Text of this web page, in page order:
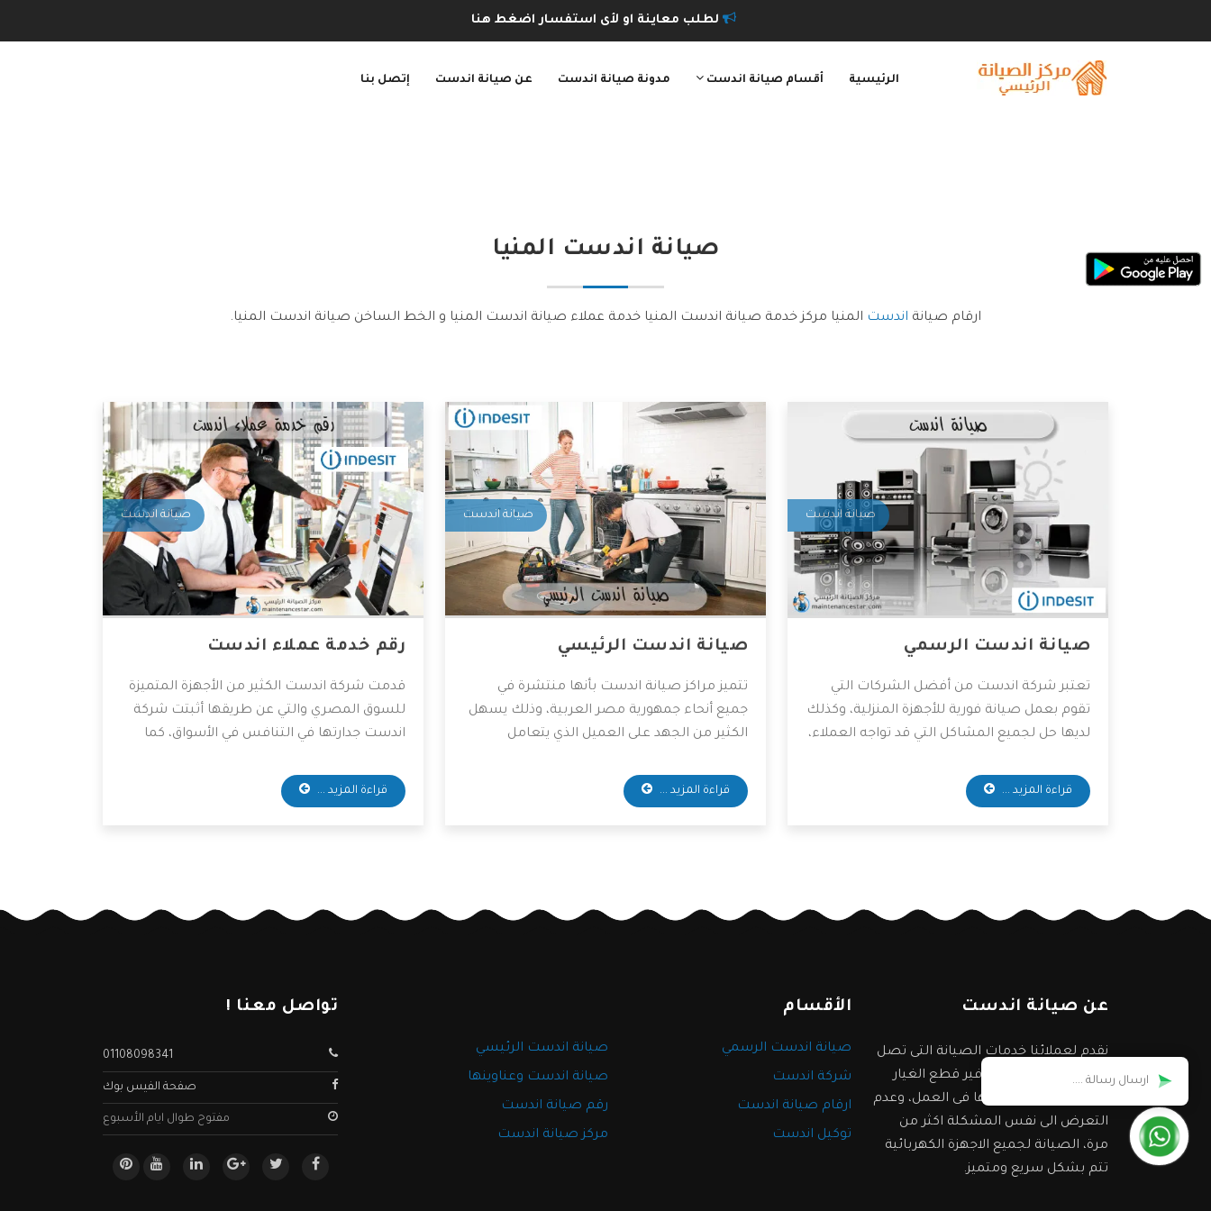
لطلب معاينة او لأى استفسار اضغط هنا
الرئيسية أقسام صيانة اندست مدونة صيانة اندست عن صيانة اندست إتصل بنا
صيانة اندست المنيا
ارقام صيانة اندست المنيا مركز خدمة صيانة اندست المنيا خدمة عملاء صيانة اندست المنيا و الخط الساخن صيانة اندست المنيا.
صيانة اندست
صيانة اندست الرسمي
تعتبر شركة اندست من أفضل الشركات التي
تقوم بعمل صيانة فورية للأجهزة المنزلية، وكذلك
لديها حل لجميع المشاكل التي قد تواجه العملاء،
المتخصصين في صيانة جميع الأجهزة
الكهربائية، واعتماداً على آراء الكثير من العملاء
قراءة المزيد ...
صيانة اندست
صيانة اندست الرئيسي
تتميز مراكز صيانة اندست بأنها منتشرة في
جميع أنحاء جمهورية مصر العربية، وذلك يسهل
الكثير من الجهد على العميل الذي يتعامل
أصلية وخدمات صيانة بأقل الأسعار الممكنة،
ولذلك يفضل التعامل معها الكثير من العملاء،
قراءة المزيد ...
صيانة اندست
رقم خدمة عملاء اندست
قدمت شركة اندست الكثير من الأجهزة المتميزة
للسوق المصري والتي عن طريقها أثبتت شركة
اندست جدارتها في التنافس في الأسواق، كما
المتوفرة، و ذلك للعمل على راحة العميل بأكبر
كم من التطور التكنولوجي، وقد وفرت الشركة
قراءة المزيد ...
عن صيانة اندست
نقدم لعملائنا خدمات الصيانة التى تصل
الى عدة سنوات مع توفير قطع الغيار
الاصلية لضمان جودتها فى العمل، وعدم
التعرض الى نفس المشكلة اكثر من
مرة، الصيانة لجميع الاجهزة الكهربائية
تتم بشكل سريع ومتميز.
الأقسام
صيانة اندست الرسمي
صيانة اندست الرئيسي
شركة اندست
صيانة اندست وعناوينها
ارقام صيانة اندست
رقم صيانة اندست
توكيل اندست
مركز صيانة اندست
تواصل معنا !
01108098341
صفحة الفيس بوك
مفتوح طوال ايام الأسبوع